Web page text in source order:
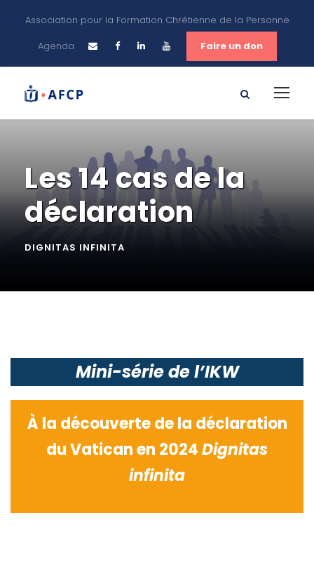
Association pour la Formation Chrétienne de la Personne
Agenda
Faire un don
Les 14 cas de la
déclaration
DIGNITAS INFINITA
Mini-série de l’IKW
À la découverte de la déclaration
du Vatican en 2024Dignitas
infinita